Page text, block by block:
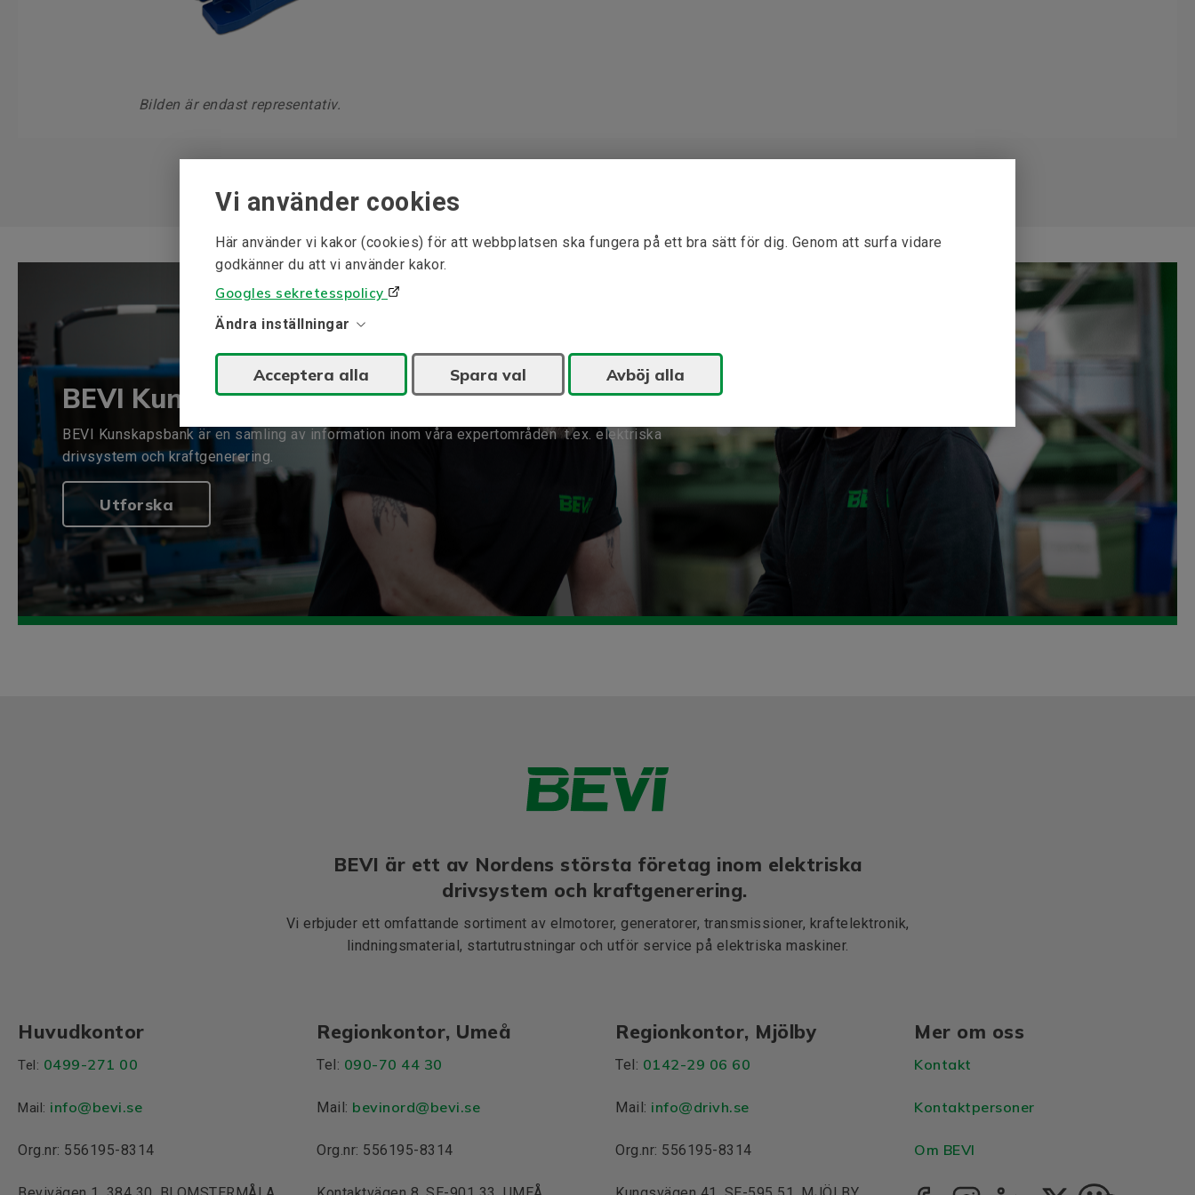
Vi använder cookies
Här använder vi kakor (cookies) för att webbplatsen ska fungera på ett bra sätt för dig. Genom att surfa vidare
godkänner du att vi använder kakor.
Googles sekretesspolicy
Ändra inställningar
Acceptera alla Spara val Avböj alla
Bilden är endast representativ.
BEVI Kunskapsbank
BEVI Kunskapsbank är en samling av information inom våra expertområden t.ex. elektriska
drivsystem och kraftgenerering.
Utforska
BEVI är ett av Nordens största företag inom elektriska
drivsystem och kraftgenerering.
Vi erbjuder ett omfattande sortiment av elmotorer, generatorer, transmissioner, kraftelektronik,
lindningsmaterial, startutrustningar och utför service på elektriska maskiner.
Huvudkontor
Tel: 0499-271 00
Mail: info@bevi.se
Org.nr: 556195-8314
Regionkontor, Umeå
Tel: 090-70 44 30
Mail: bevinord@bevi.se
Org.nr: 556195-8314
Regionkontor, Mjölby
Tel: 0142-29 06 60
Mail: info@drivh.se
Org.nr: 556195-8314
Mer om oss
Kontakt
Kontaktpersoner
Om BEVI